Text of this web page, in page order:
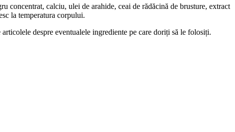
concentrat, calciu, ulei de arahide, ceai de rădăcină de brusture, extract
la temperatura corpului.
articolele despre eventualele ingrediente pe care doriți să le folosiți.